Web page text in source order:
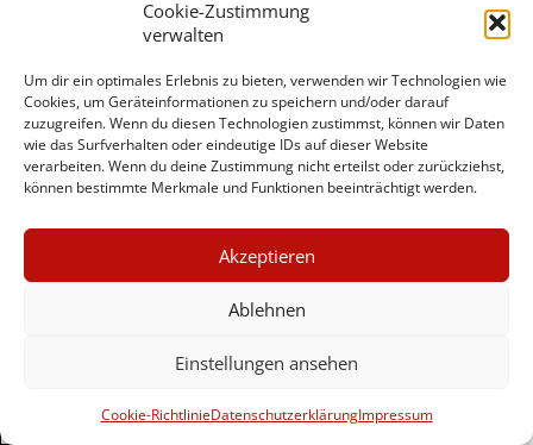
Cookie-Zustimmung
verwalten
Um dir ein optimales Erlebnis zu bieten, verwenden wir Technologien wie
Cookies, um Geräteinformationen zu speichern und/oder darauf
zuzugreifen. Wenn du diesen Technologien zustimmst, können wir Daten
wie das Surfverhalten oder eindeutige IDs auf dieser Website
verarbeiten. Wenn du deine Zustimmung nicht erteilst oder zurückziehst,
können bestimmte Merkmale und Funktionen beeinträchtigt werden.
Akzeptieren
Ablehnen
Einstellungen ansehen
Cookie-RichtlinieDatenschutzerklärungImpressum
auf Jugoslawien zu legitimieren versuchte.
Vorläufige Endstation der
vergangenheitspolitischen Odyssee
„Zwischen Vergangenheitspolitik und
Außenpolitik besteht ein kausaler
Zusammenhang“, lautet Hawels zunächst
lapidar klingende Feststellung. Sie verweist aber
auf eine komplexe Wechselwirkung zwischen
deutscher Normalität und deutschen
„,Normalität‘ fungiert als ein Nationalismus
verschleierndes Vehikel.“ (26) In „der deutschen
Außenpolitik ist nach 1989/90 im Kontext der
×